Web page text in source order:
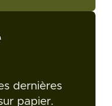
dernières
papier.